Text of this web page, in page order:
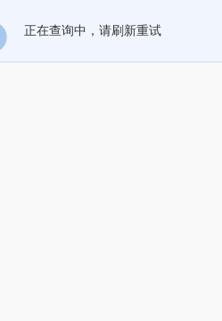
正在查询中，请刷新重试